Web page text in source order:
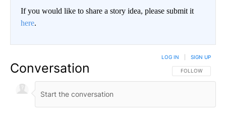
If you would like to share a story idea, please submit it
here.
Conversation FOLLOW THIS
FOLLOW
LOG IN SIGN UP